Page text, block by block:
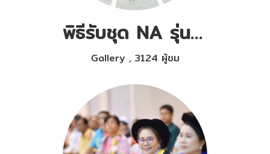
พิธีรับชุด NA รุ่นที่ 11/2562
Gallery, 3124 ผู้ชม